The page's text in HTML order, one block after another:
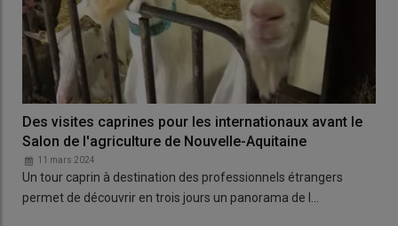
Des visites caprines pour les internationaux avant le
Salon de l'agriculture de Nouvelle-Aquitaine
11 mars 2024
Un tour caprin à destination des professionnels étrangers
permet de découvrir en trois jours un panorama de l…